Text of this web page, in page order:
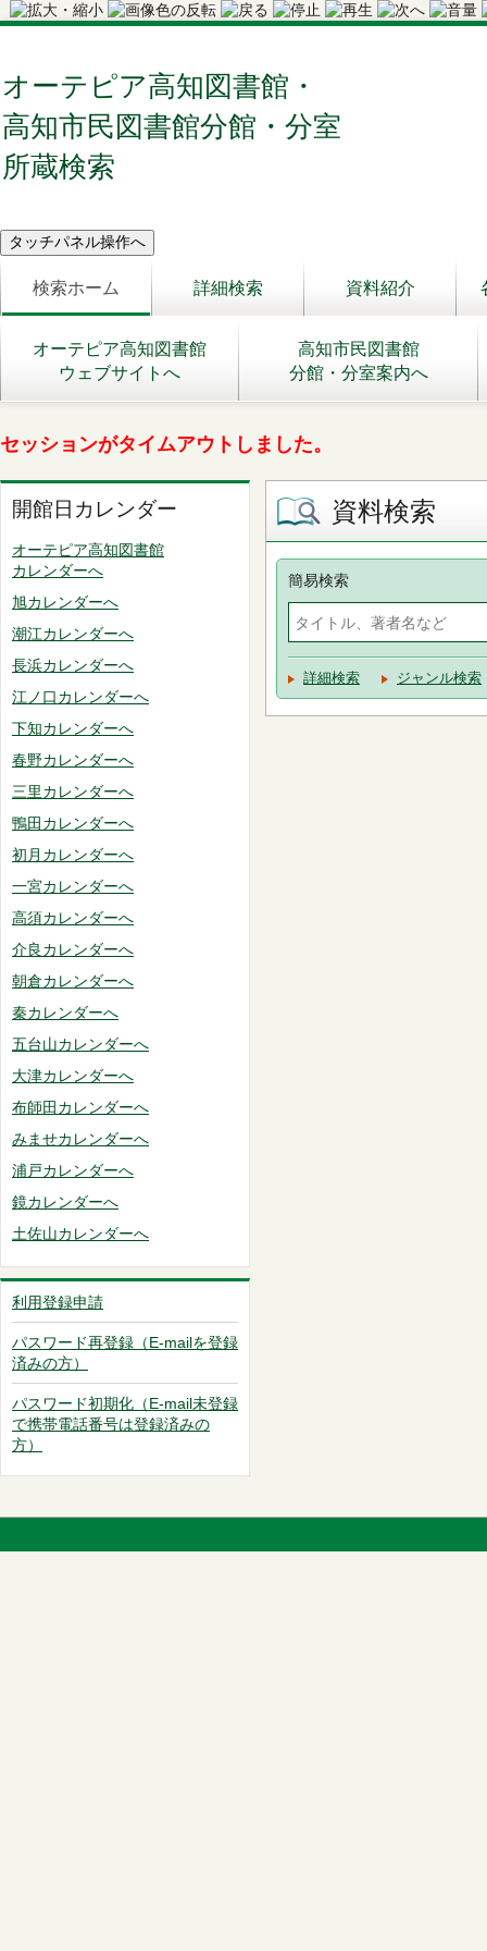
オーテピア高知図書館・
高知市民図書館分館・分室
所蔵検索
検索ホーム 詳細検索 資料紹介
オーテピア高知図書館
ウェブサイトへ
高知市民図書館
分館・分室案内へ
セッションがタイムアウトしました。
開館日カレンダー
オーテピア高知図書館
カレンダーへ
旭カレンダーへ
潮江カレンダーへ
長浜カレンダーへ
江ノ口カレンダーへ
下知カレンダーへ
春野カレンダーへ
三里カレンダーへ
鴨田カレンダーへ
初月カレンダーへ
一宮カレンダーへ
高須カレンダーへ
介良カレンダーへ
朝倉カレンダーへ
秦カレンダーへ
五台山カレンダーへ
大津カレンダーへ
布師田カレンダーへ
みませカレンダーへ
浦戸カレンダーへ
鏡カレンダーへ
土佐山カレンダーへ
利用登録申請
パスワード再登録（E-mailを登録
済みの方）
パスワード初期化（E-mail未登録
で携帯電話番号は登録済みの
方）
資料検索
簡易検索
詳細検索 ジャンル検索